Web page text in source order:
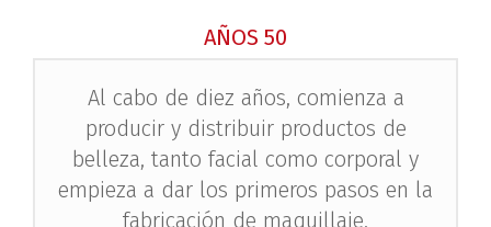
AÑOS 50
Al cabo de diez años, comienza a
producir y distribuir productos de
belleza, tanto facial como corporal y
empieza a dar los primeros pasos en la
fabricación de maquillaje.